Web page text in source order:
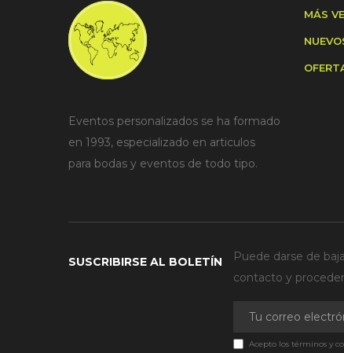
Eventos personalizados se ha formado
en 1993, especializado en articulos
para bodas y eventos de todo tipo.
MÁS
SUSCRIBIRSE AL BOLETÍN
Puede darse de
contacto y
Acepto los términos y